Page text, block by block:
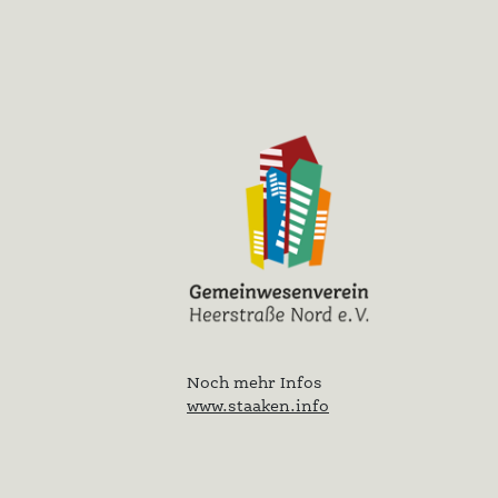
Noch mehr Infos
www.staaken.info